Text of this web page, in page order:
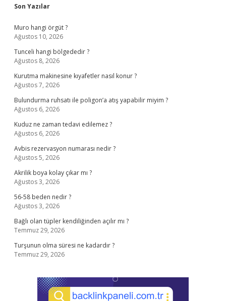
Sidebar
Son Yazılar
Muro hangi örgüt ?
Ağustos 10, 2026
Tunceli hangi bölgededir ?
Ağustos 8, 2026
Kurutma makinesine kıyafetler nasıl konur ?
Ağustos 7, 2026
Bulundurma ruhsatı ile poligon’a atış yapabilir miyim ?
Ağustos 6, 2026
Kuduz ne zaman tedavi edilemez ?
Ağustos 6, 2026
Avbis rezervasyon numarası nedir ?
Ağustos 5, 2026
Akrilik boya kolay çıkar mı ?
Ağustos 3, 2026
56-58 beden nedir ?
Ağustos 3, 2026
Bağlı olan tüpler kendiliğinden açılır mı ?
Temmuz 29, 2026
Turşunun olma süresi ne kadardır ?
Temmuz 29, 2026